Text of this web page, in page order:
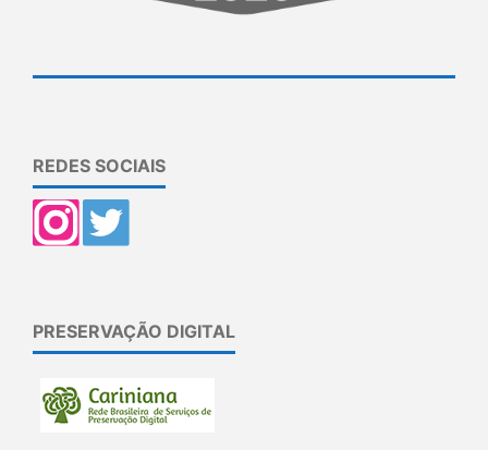
REDES SOCIAIS
PRESERVAÇÃO DIGITAL